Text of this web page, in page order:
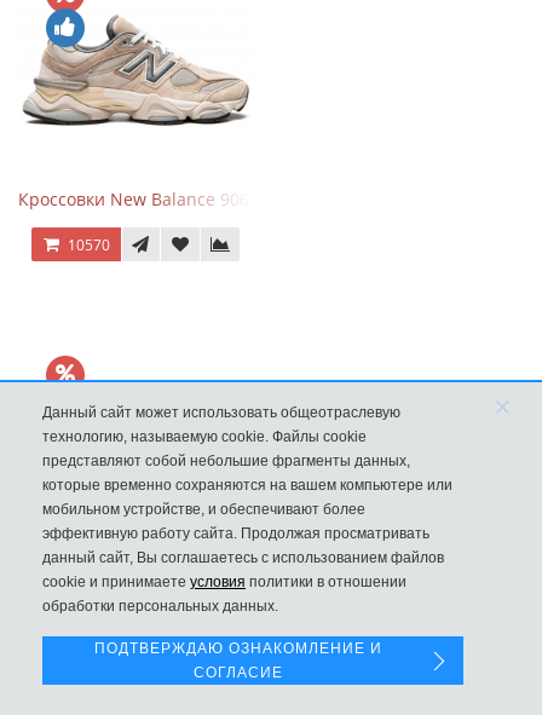
Кроссовки New Balance 9060 Sea Salt Surf
10570
New Balance 9060 Magnet Dark Grey
Данный сайт может использовать общеотраслевую
технологию, называемую cookie. Файлы cookie
представляют собой небольшие фрагменты данных,
которые временно сохраняются на вашем компьютере или
мобильном устройстве, и обеспечивают более
эффективную работу сайта. Продолжая просматривать
данный сайт, Вы соглашаетесь с использованием файлов
cookie и принимаете условия политики в отношении
обработки персональных данных.
×
ПОДТВЕРЖДАЮ ОЗНАКОМЛЕНИЕ И
СОГЛАСИЕ